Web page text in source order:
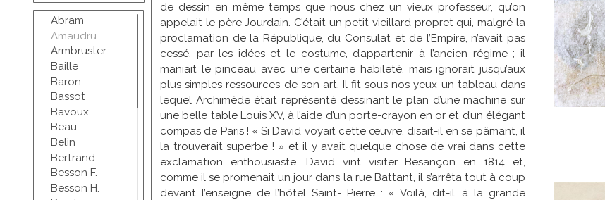
Abram
Amaudru
Armbruster
Baille
Baron
Bassot
Bavoux
Beau
Belin
Bertrand
Besson F.
Besson H.
de dessin en même temps que nous chez un vieux professeur, qu’on
appelait le père Jourdain. C’était un petit vieillard propret qui, malgré la
proclamation de la République, du Consulat et de l’Empire, n’avait pas
cessé, par les idées et le costume, d’appartenir à l’ancien régime ; il
maniait le pinceau avec une certaine habileté, mais ignorait jusqu’aux
plus simples ressources de son art. Il fit sous nos yeux un tableau dans
lequel Archimède était représenté dessinant le plan d’une machine sur
une belle table Louis XV, à l’aide d’un porte-crayon en or et d’un élégant
compas de Paris ! « Si David voyait cette œuvre, disait-il en se pâmant, il
la trouverait superbe ! » et il y avait quelque chose de vrai dans cette
exclamation enthousiaste. David vint visiter Besançon en 1814 et,
comme il se promenait un jour dans la rue Battant, il s’arrêta tout à coup
devant l’enseigne de l’hôtel Saint- Pierre : « Voilà, dit-il, à la grande